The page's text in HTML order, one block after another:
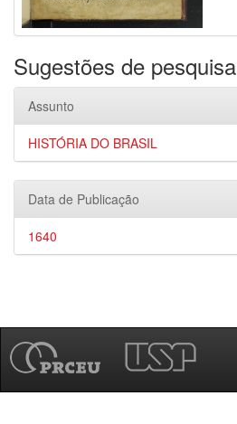
Sugestões de pesquisa
Assunto
HISTÓRIA DO BRASIL
Data de Publicação
1640